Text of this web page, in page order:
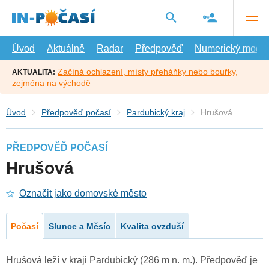
hlavní
Úvod
Aktuálně Radar Předpověď Numerický model
AKTUALITA: Začíná ochlazení, místy přeháňky nebo bouřky,
zejména na východě
Úvod Předpověď počasí Pardubický kraj Hrušová
PŘEDPOVĚĎ POČASÍ
Hrušová
Označit jako domovské město
Počasí Slunce a Měsíc Kvalita ovzduší
Hrušová leží v kraji Pardubický (286 m n. m.). Předpověď je